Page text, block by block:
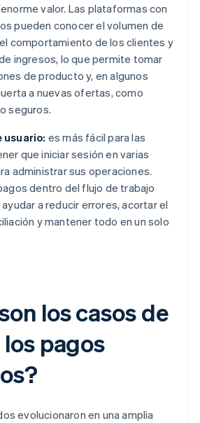
valor. Las plataformas con
pueden conocer el volumen de
comportamiento de los clientes y
ingresos, lo que permite tomar
de producto y, en algunos
a nuevas ofertas, como
seguros.
usuario: es más fácil para las
que iniciar sesión en varias
administrar sus operaciones.
dentro del flujo de trabajo
a reducir errores, acortar el
y mantener todo en un solo
los casos de
pagos
evolucionaron en una amplia